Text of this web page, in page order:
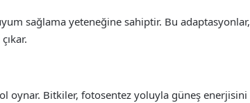
sağlama yeteneğine sahiptir. Bu adaptasyonlar,
oynar. Bitkiler, fotosentez yoluyla güneş enerjisini